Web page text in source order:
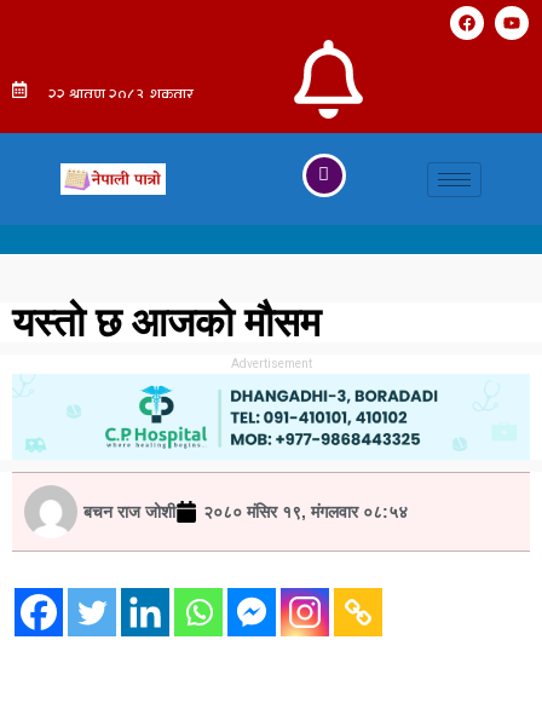
यस्तो छ आजको मौसम
Advertisement
बचन राज जोशी २०८० मंसिर १९, मंगलवार ०८:५४